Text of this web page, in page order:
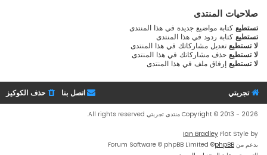
صلاحيات المنتدى
تستطيعكتابة مواضيع جديدة في هذا المنتدى
تستطيعكتابة ردود في هذا المنتدى
لا تستطيعتعديل مشاركاتك في هذا المنتدى
لا تستطيعحذف مشاركاتك في هذا المنتدى
لا تستطيعإرفاق ملف في هذا المنتدى
تجربتي حذف الكوكيز اتصل بنا
Copyright © 2013 - 2026 منتدى تجربتي All rights reserved.
Flat Style by
Ian Bradley
بدعم منphpBB
® Forum Software © phpBB Limited